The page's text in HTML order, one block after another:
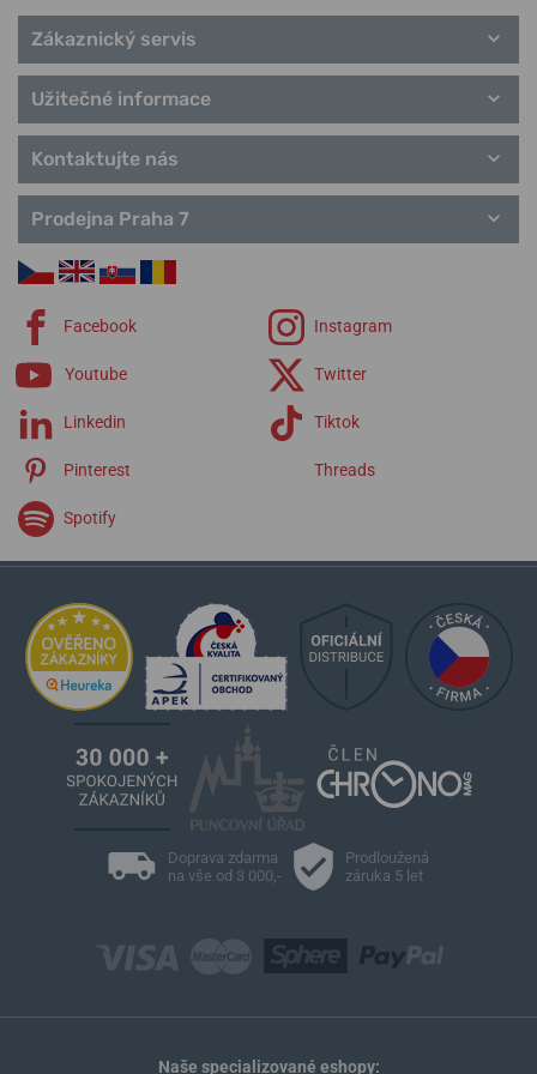
Zákaznický servis
Užitečné informace
Kontaktujte nás
Prodejna Praha 7
Facebook Instagram
Youtube Twitter
Linkedin Tiktok
Pinterest Threads
Spotify
Doprava zdarma
na vše od 3 000,-
Prodloužená
záruka 5 let
Naše specializované eshopy: